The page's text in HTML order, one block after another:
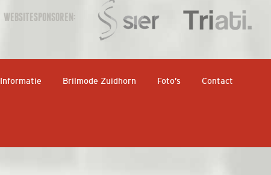
WEBSITESPONSOREN:
Informatie Brilmode Zuidhorn Foto’s Contact